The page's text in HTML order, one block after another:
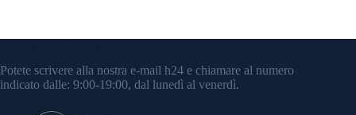
Potete scrivere alla nostra e-mail h24 e chiamare al numero
indicato dalle: 9:00-19:00, dal lunedì al venerdì.